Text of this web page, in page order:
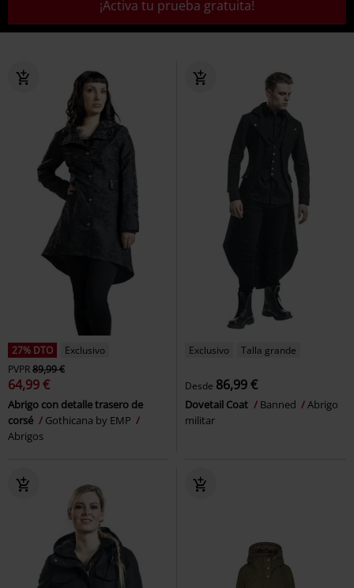
¡Activa tu prueba gratuita!
27% DTO
Exclusivo
PVPR89,99 €
64,99 €
Abrigo con detalle trasero de
corsé
Gothicana by EMP
Abrigos
Exclusivo Talla grande
Desde 86,99 €
Dovetail Coat Banned
Abrigo
militar